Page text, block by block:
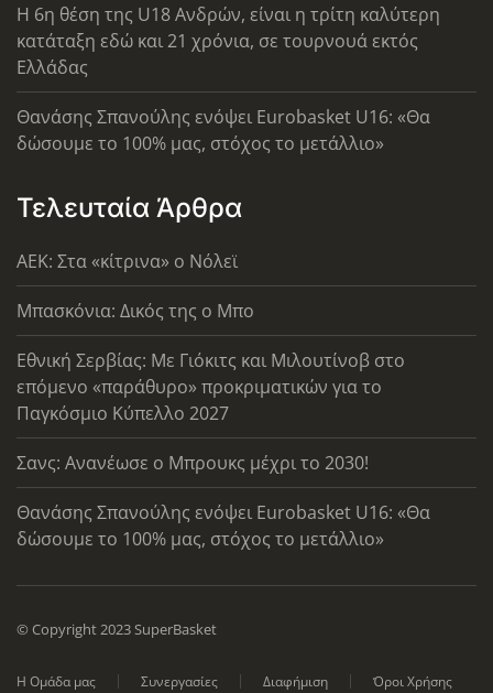
Η 6η θέση της U18 Ανδρών, είναι η τρίτη καλύτερη
κατάταξη εδώ και 21 χρόνια, σε τουρνουά εκτός
Ελλάδας
Θανάσης Σπανούλης ενόψει Eurobasket U16: «Θα
δώσουμε το 100% μας, στόχος το μετάλλιο»
Τελευταία Άρθρα
AEK: Στα «κίτρινα» ο Νόλεϊ
Μπασκόνια: Δικός της ο Μπο
Εθνική Σερβίας: Με Γιόκιτς και Μιλουτίνοβ στο
επόμενο «παράθυρο» προκριματικών για το
Παγκόσμιο Κύπελλο 2027
Σανς: Ανανέωσε ο Μπρουκς μέχρι το 2030!
Θανάσης Σπανούλης ενόψει Eurobasket U16: «Θα
δώσουμε το 100% μας, στόχος το μετάλλιο»
© Copyright 2023 SuperBasket
Η Ομάδα μας Συνεργασίες Διαφήμιση
Όροι Χρήσης